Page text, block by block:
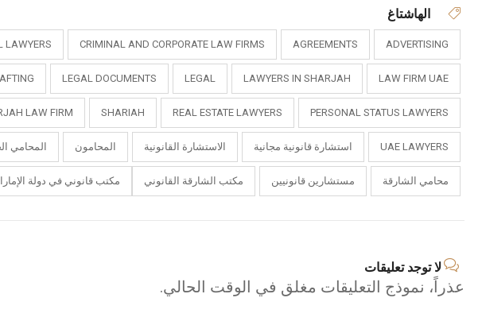
الهاشتاغ
ADVERTISING
AGREEMENTS
CRIMINAL AND CORPORATE LAW FIRMS
LAWYERS
LAW FIRM UAE
LAWYERS IN SHARJAH
LEGAL
LEGAL DOCUMENTS
PERSONAL STATUS LAWYERS
REAL ESTATE LAWYERS
SHARIAH
LAW FIRM
UAE LAWYERS استشارة قانونية مجانية الاستشارة القانونية المحامون المحامي
محامي الشارقة مستشارين قانونيين مكتب الشارقة القانوني مكتب قانوني في دولة
لا توجد تعليقات
عذراً، نموذج التعليقات مغلق في الوقت الحالي.